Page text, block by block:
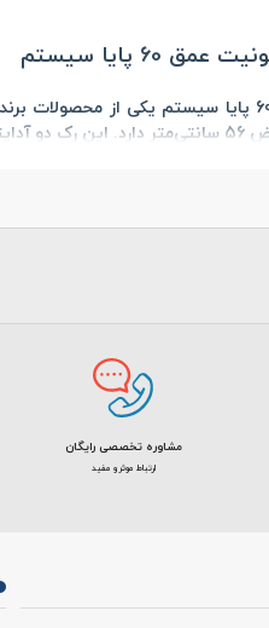
مشاوره تخصصی رایگان
ارتباط موثر و مفید